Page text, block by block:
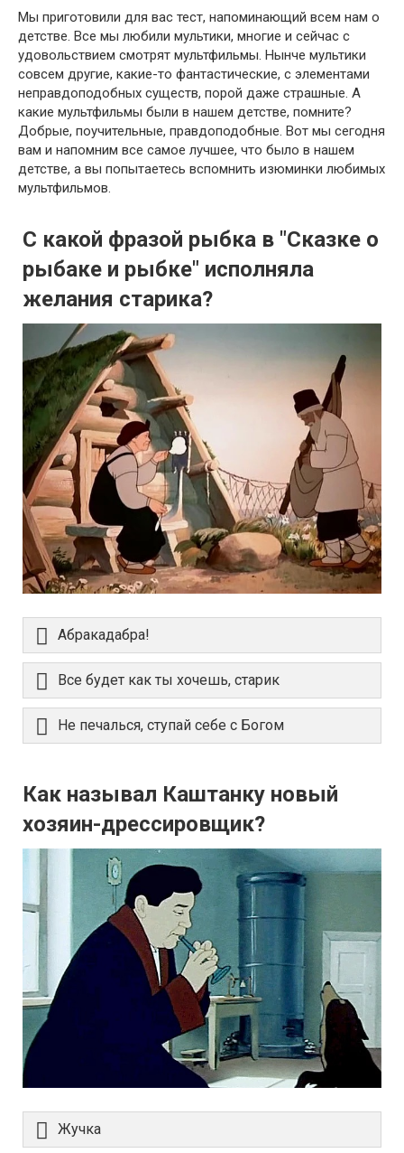
Мы приготовили для вас тест, напоминающий всем нам о
детстве. Все мы любили мультики, многие и сейчас с
удовольствием смотрят мультфильмы. Нынче мультики
совсем другие, какие-то фантастические, с элементами
неправдоподобных существ, порой даже страшные. А
какие мультфильмы были в нашем детстве, помните?
Добрые, поучительные, правдоподобные. Вот мы сегодня
вам и напомним все самое лучшее, что было в нашем
детстве, а вы попытаетесь вспомнить изюминки любимых
мультфильмов.
С какой фразой рыбка в "Сказке о
рыбаке и рыбке" исполняла
желания старика?
Абракадабра!
Все будет как ты хочешь, старик
Не печалься, ступай себе с Богом
Как называл Каштанку новый
хозяин-дрессировщик?
Жучка